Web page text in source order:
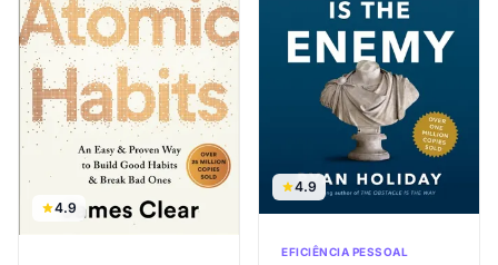
4.9
4.9
EFICIÊNCIA PESSOAL